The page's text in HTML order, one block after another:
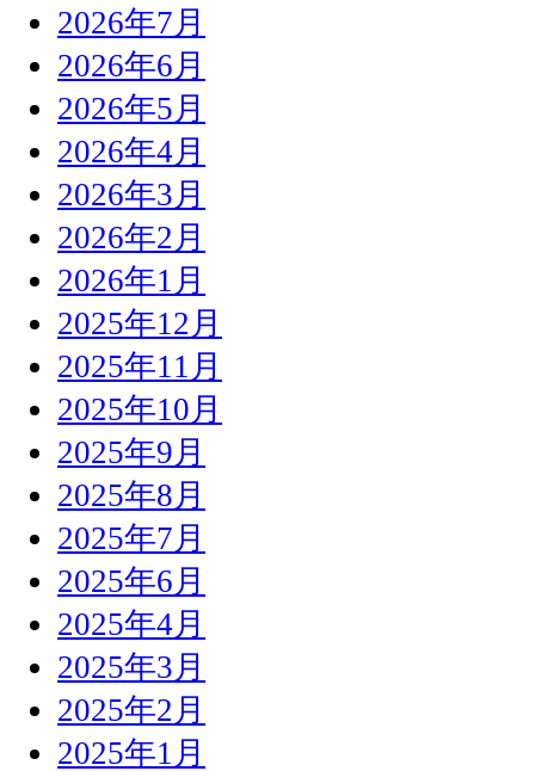
2026年7月
2026年6月
2026年5月
2026年4月
2026年3月
2026年2月
2026年1月
2025年12月
2025年11月
2025年10月
2025年9月
2025年8月
2025年7月
2025年6月
2025年4月
2025年3月
2025年2月
2025年1月